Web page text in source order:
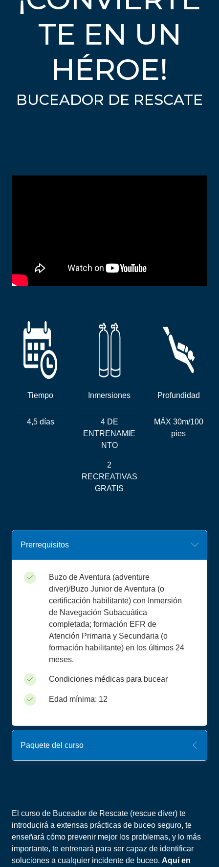
TE EN UN
HÉROE!
BUCEADOR DE RESCATE
Tiempo
4,5 días
Inmersiones
4 DE
ENTRENAMIE
NTO
2
RECREATIVAS
GRATIS
Profundidad
MÁX 30m/100
pies
Prerrequisitos
Buzo de Aventura (adventure
diver)/Buzo Junior de Aventura (o
certificación habilitante) con Inmersión
de Navegación Subacuática
completada; formación EFR de
Atención Primaria y Secundaria (o
formación habilitante) en los últimos 24
meses.
Condiciones médicas para bucear
Edad mínima: 12
Paquete del curso
El curso de Buceador de Rescate (rescue diver) te
introducirá a extensas prácticas de buceo seguro, te
enseñará cómo prevenir mejor los problemas, y lo más
importante, te entrenará para ser capaz de identificar
soluciones a cualquier incidente de buceo. Aquí en